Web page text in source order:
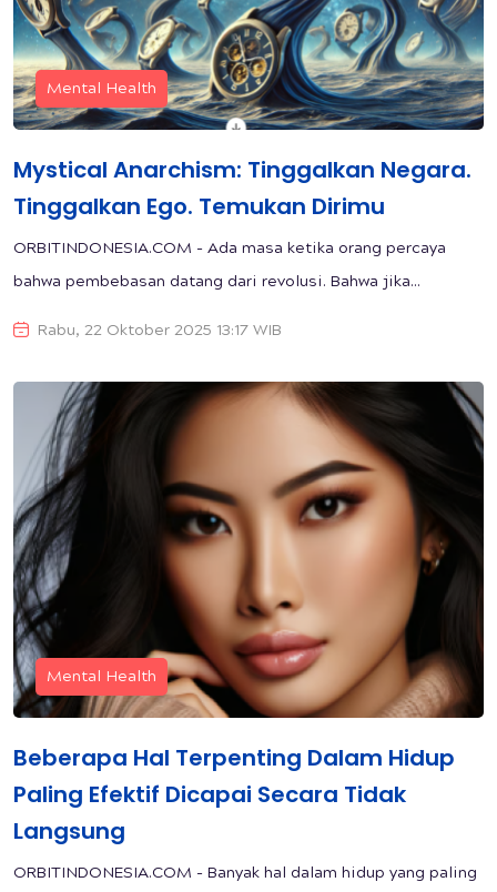
Mental Health
Mystical Anarchism: Tinggalkan Negara.
Tinggalkan Ego. Temukan Dirimu
ORBITINDONESIA.COM - Ada masa ketika orang percaya
bahwa pembebasan datang dari revolusi. Bahwa jika...
Rabu, 22 Oktober 2025 13:17 WIB
Mental Health
Beberapa Hal Terpenting Dalam Hidup
Paling Efektif Dicapai Secara Tidak
Langsung
ORBITINDONESIA.COM - Banyak hal dalam hidup yang paling